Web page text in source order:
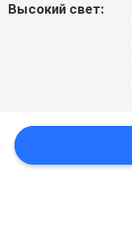
PRIVACY
POLICY
Высокий свет: